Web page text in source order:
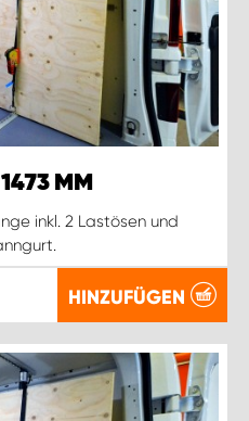
MM
inkl. 2 Lastösen und
HINZUFÜGEN